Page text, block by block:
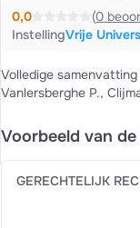
0,0 (0
InstellingVrije
Volledige
Voorbeeld van
GERECHTELIJK